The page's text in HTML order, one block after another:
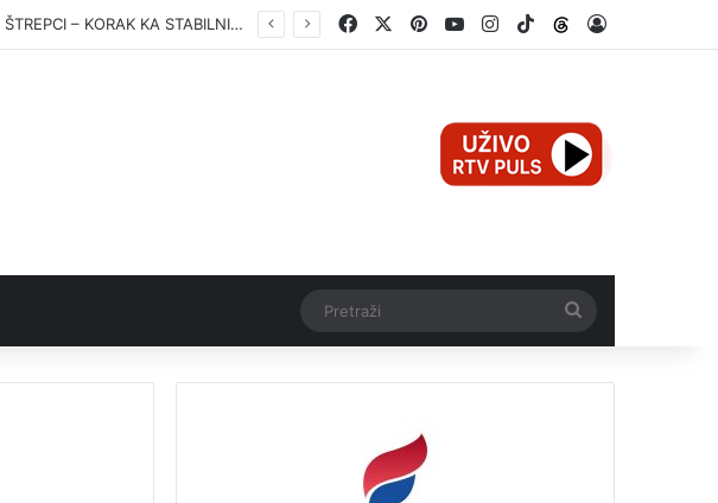
FacebookPinterestYouTubeInstagram
TikTokThreads